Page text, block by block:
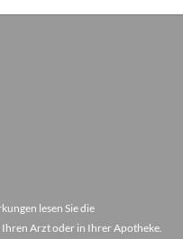
lesen Sie die
Arzt oder in Ihrer Apotheke.